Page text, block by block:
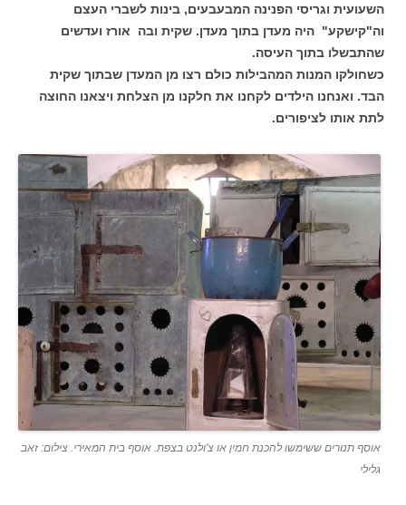
השעועית וגריסי הפנינה המבעבעים, בינות לשברי העצם
וה"קישקע" היה מעדן בתוך מעדן. שקית ובה אורז ועדשים
שהתבשלו בתוך העיסה.
כשחולקו המנות המהבילות כולם רצו מן המעדן שבתוך שקית
הבד. ואנחנו הילדים לקחנו את חלקנו מן הצלחת ויצאנו החוצה
לתת אותו לציפורים.
אוסף תנורים ששימשו להכנת חמין או צ'ולנט בצפת. אוסף בית המאירי. צילום: זאב
גלילי